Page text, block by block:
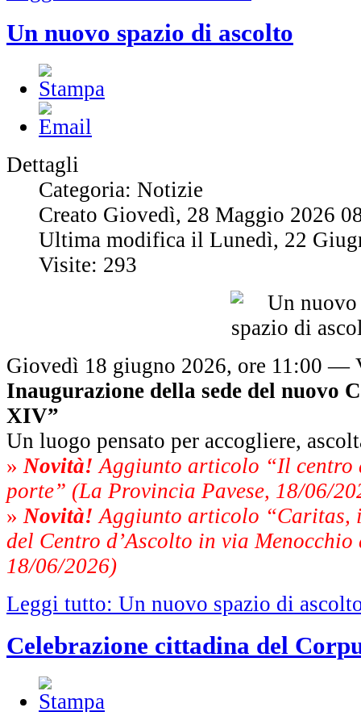
Un nuovo spazio di ascolto
Dettagli
Categoria: Notizie
Creato Giovedì, 28 Maggio 2026
Ultima modifica il Lunedì, 22
Visite: 293
Giovedì 18 giugno 2026, ore 11:00 —
Inaugurazione della sede del nuovo
XIV”
Un luogo pensato per accogliere,
» Novità! Aggiunto articolo “Il centro
porte” (La Provincia Pavese, 18/06/
» Novità! Aggiunto articolo “Caritas,
del Centro d’Ascolto in via
18/06/2026)
Leggi tutto: Un nuovo spazio di
Celebrazione cittadina del